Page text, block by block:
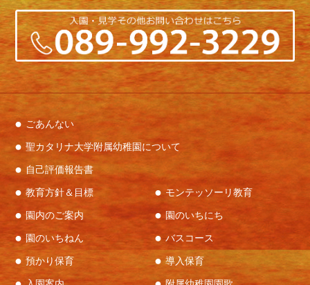
先生たちがまん丸の綿菓子を
作りましたよ！！
来てくださった皆様、ありがとうございました！
ごあんない
聖カタリナ大学附属幼稚園について
自己評価報告書
教育方針＆目標 モンテッソーリ教育
園内のご案内 園のいちにち
園のいちねん バスコース
預かり保育 導入保育